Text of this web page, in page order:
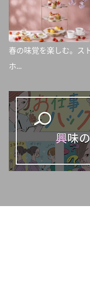
春の味覚を楽しむ。ス
ホ...